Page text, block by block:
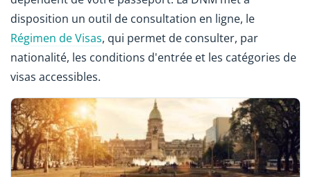
disposition un outil de consultation en ligne, le
Régimen de Visas, qui permet de consulter, par
nationalité, les conditions d'entrée et les catégories de
visas accessibles.